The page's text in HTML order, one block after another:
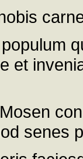
et
senes